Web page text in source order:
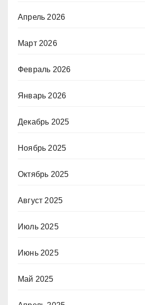
Апрель 2026
Март 2026
Февраль 2026
Январь 2026
Декабрь 2025
Ноябрь 2025
Октябрь 2025
Август 2025
Июль 2025
Июнь 2025
Май 2025